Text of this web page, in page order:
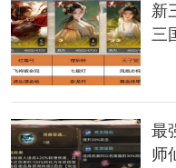
此外，游戏中玩家和帕
在新组织月花众登场的
施，其中包括解体帕鲁
型和帽子也得到了更新
结语：
新
三
最
师